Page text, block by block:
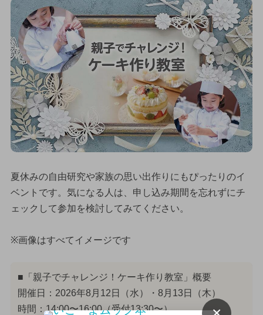
夏休みの自由研究や家族の思い出作りにもぴったりのイ
ベントです。気になる人は、申し込み期間を忘れずにチ
ェックして参加を検討してみてください。
※画像はすべてイメージです
■「親子でチャレンジ！ケーキ作り教室」概要
開催日：2026年8月12日（水）・8月13日（木）
時間：14:00〜16:00（受付13:30〜）